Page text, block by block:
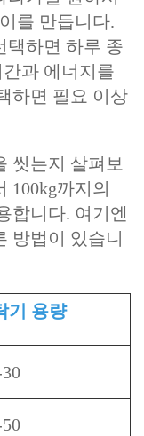
를 만듭니다.
택하면 하루 종
과 에너지를
하면 필요 이상
씻는지 살펴보
100kg까지의
합니다. 여기엔
방법이 있습니
기 용량